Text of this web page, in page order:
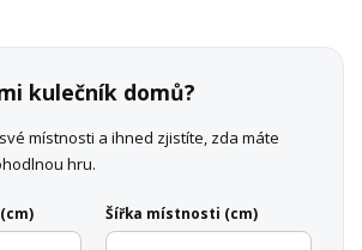
kulečník domů?
místnosti a ihned zjistíte, zda máte
hru.
Šířka místnosti (cm)